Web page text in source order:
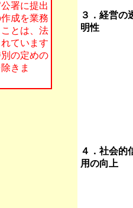
署に提出
成を業務
とは、法
ています
別の定めの
きま
３．経営の
明性
４．社会的
用の向上